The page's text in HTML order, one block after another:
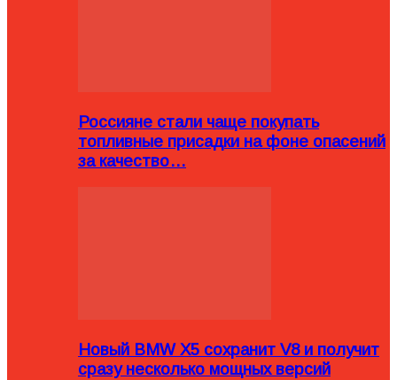
Россияне стали чаще покупать
топливные присадки на фоне опасений
за качество…
Новый BMW X5 сохранит V8 и получит
сразу несколько мощных версий